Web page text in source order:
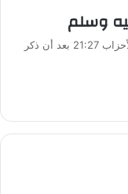
وسلم
الاقتداء برسول الله صلى الله عليه وسلم سورة الأحزاب 21:27 بعد أن ذكر